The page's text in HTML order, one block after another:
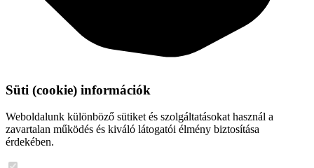
Süti (cookie) információk
Weboldalunk különböző sütiket és szolgáltatásokat használ a
zavartalan működés és kiváló látogatói élmény biztosítása
érdekében.